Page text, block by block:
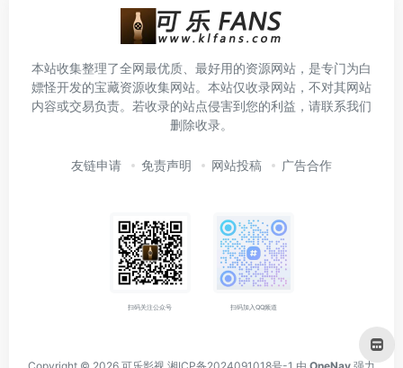
本站收集整理了全网最优质、最好用的资源网站，是专门为白
嫖怪开发的宝藏资源收集网站。本站仅收录网站，不对其网站
内容或交易负责。若收录的站点侵害到您的利益，请联系我们
删除收录。
友链申请 免责声明 网站投稿 广告合作
扫码关注公众号 扫码加入QQ频道